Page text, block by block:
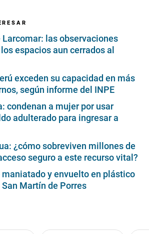
Larcomar: las observaciones
espacios aun cerrados al
exceden su capacidad en más
según informe del INPE
condenan a mujer por usar
adulterado para ingresar a
¿cómo sobreviven millones de
seguro a este recurso vital?
y envuelto en plástico
Martín de Porres